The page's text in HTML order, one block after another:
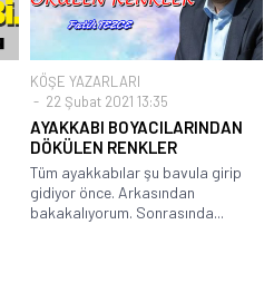
KÖŞE YAZARLARI
22 Şubat 2021 13:35
AYAKKABI BOYACILARINDAN
DÖKÜLEN RENKLER
Tüm ayakkabılar şu bavula girip
gidiyor önce. Arkasından
bakakalıyorum. Sonrasında...